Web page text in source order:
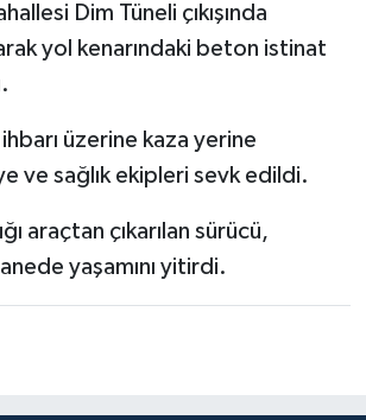
Dim Tüneli çıkışında
yol kenarındaki beton istinat
üzerine kaza yerine
ve sağlık ekipleri sevk edildi.
araçtan çıkarılan sürücü,
yaşamını yitirdi.